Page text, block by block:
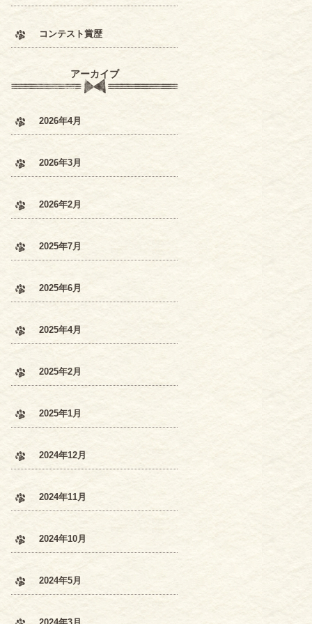
コンテスト賞歴
アーカイブ
2026年4月
2026年3月
2026年2月
2025年7月
2025年6月
2025年4月
2025年2月
2025年1月
2024年12月
2024年11月
2024年10月
2024年5月